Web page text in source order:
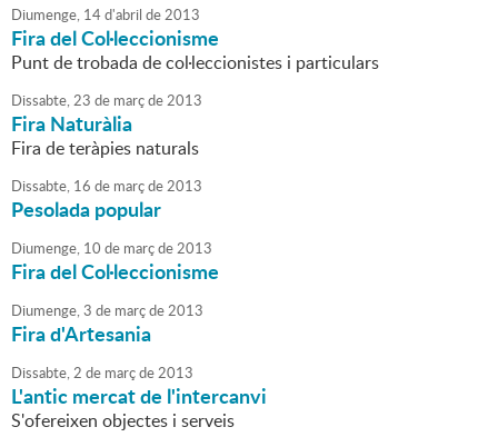
Diumenge, 14d'abril de2013
Fira del Col·leccionisme
Punt de trobada de col·leccionistes i particulars
Dissabte,23 de marçde2013
Fira Naturàlia
Fira de teràpies naturals
Dissabte, 16 de marçde2013
Pesolada popular
Diumenge, 10 de marçde2013
Fira del Col·leccionisme
Diumenge,3 de marçde2013
Fira d'Artesania
Dissabte,2 de marçde2013
L'antic mercat de l'intercanvi
S'ofereixen objectes i serveis